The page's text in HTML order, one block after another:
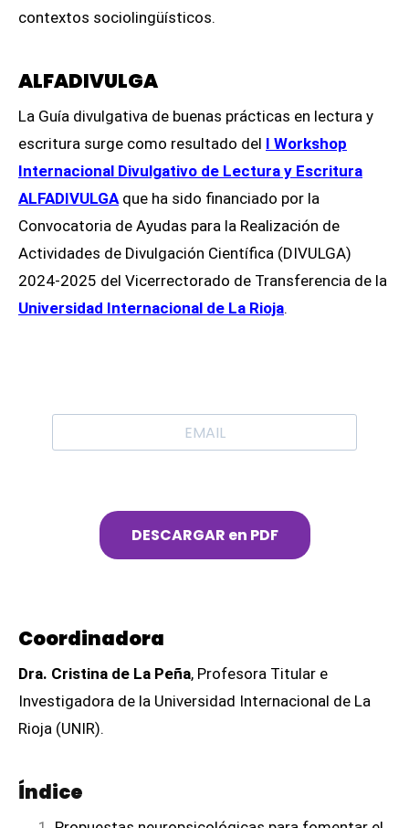
contextos sociolingüísticos.
ALFADIVULGA
La Guía divulgativa de buenas prácticas en lectura y
escritura surge como resultado del I Workshop
Internacional Divulgativo de Lectura y Escritura
ALFADIVULGA que ha sido financiado por la
Convocatoria de Ayudas para la Realización de
Actividades de Divulgación Científica (DIVULGA)
2024-2025 del Vicerrectorado de Transferencia de la
Universidad Internacional de La Rioja.
DESCARGAR en PDF
Coordinadora
Dra. Cristina de La Peña, Profesora Titular e
Investigadora de la Universidad Internacional de La
Rioja (UNIR).
Índice